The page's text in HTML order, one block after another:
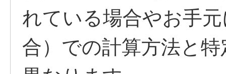
れている場合やお手
合）での計算方法と